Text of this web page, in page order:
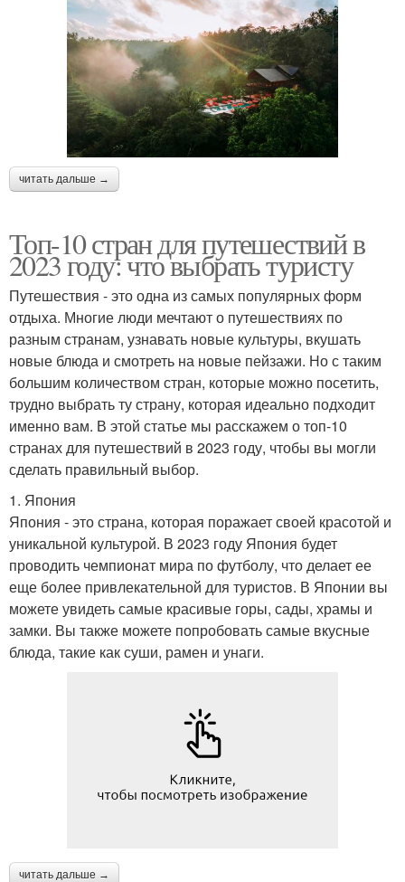
читать дальше →
Топ-10 стран для путешествий в
2023 году: что выбрать туристу
Путешествия - это одна из самых популярных форм
отдыха. Многие люди мечтают о путешествиях по
разным странам, узнавать новые культуры, вкушать
новые блюда и смотреть на новые пейзажи. Но с таким
большим количеством стран, которые можно посетить,
трудно выбрать ту страну, которая идеально подходит
именно вам. В этой статье мы расскажем о топ-10
странах для путешествий в 2023 году, чтобы вы могли
сделать правильный выбор.
1. Япония
Япония - это страна, которая поражает своей красотой и
уникальной культурой. В 2023 году Япония будет
проводить чемпионат мира по футболу, что делает ее
еще более привлекательной для туристов. В Японии вы
можете увидеть самые красивые горы, сады, храмы и
замки. Вы также можете попробовать самые вкусные
блюда, такие как суши, рамен и унаги.
читать дальше →